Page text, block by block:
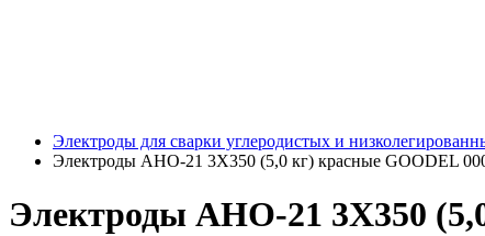
Электроды для сварки углеродистых и
Электроды АНО-21 3Х350 (5,0 кг) красные GOODEL
Электроды АНО-21 3Х350